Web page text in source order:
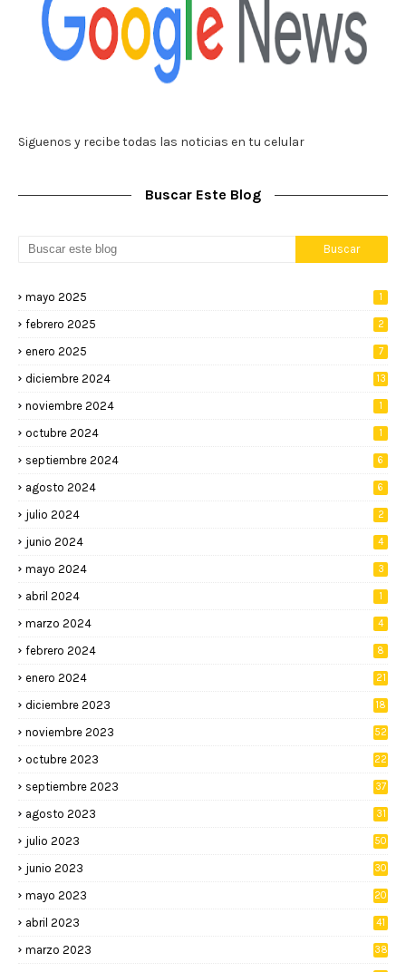
Siguenos y recibe todas las noticias en tu celular
Buscar Este Blog
mayo 2025 1
febrero 2025 2
enero 2025 7
diciembre 2024 13
noviembre 2024 1
octubre 2024 1
septiembre 2024 6
agosto 2024 6
julio 2024 2
junio 2024 4
mayo 2024 3
abril 2024 1
marzo 2024 4
febrero 2024 8
enero 2024 21
diciembre 2023 18
noviembre 2023 52
octubre 2023 22
septiembre 2023 37
agosto 2023 31
julio 2023 50
junio 2023 30
mayo 2023 20
abril 2023 41
marzo 2023 38